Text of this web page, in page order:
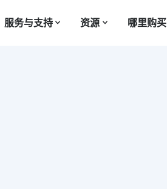
服务与支持 资源 哪里购买